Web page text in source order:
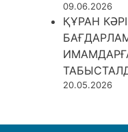
09.06.2026
ҚҰРАН
20.05.2026